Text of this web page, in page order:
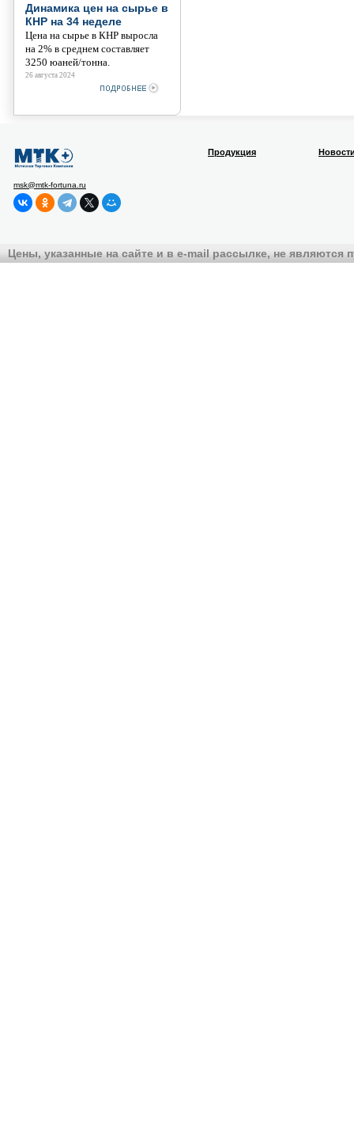
Динамика цен на сырье в
КНР на 34 неделе
Цена на сырье в КНР выросла
на 2% в среднем составляет
3250 юаней/тонна.
26 августа 2024
msk@mtk-fortuna.ru
Продукция
Цены, указанные на сайте и в e-mail рассылке, не являются